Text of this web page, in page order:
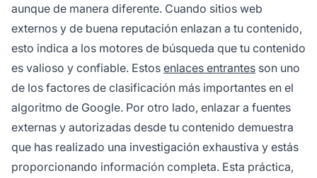
aunque de manera diferente. Cuando sitios web
externos y de buena reputación enlazan a tu contenido,
esto indica a los motores de búsqueda que tu contenido
es valioso y confiable. Estos enlaces entrantes son uno
de los factores de clasificación más importantes en el
algoritmo de Google. Por otro lado, enlazar a fuentes
externas y autorizadas desde tu contenido demuestra
que has realizado una investigación exhaustiva y estás
proporcionando información completa. Esta práctica,